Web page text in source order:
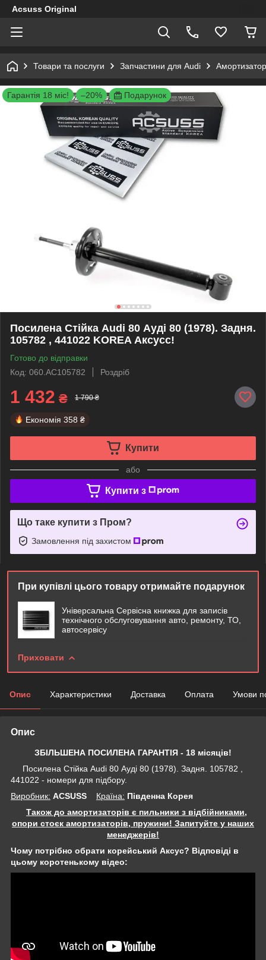
Acsuss Original
Товари та послуги Запчастини для Audi
Гарантія 18 міс! –20% Подарунок
Посилена Стійка Audi 80 Ауді 80 (1978). Задня.
105782 , 441022 KOREA Аксусс!
Готово до відправки
Код: 060.AC105782
Роздріб
1 432 ₴ 1 790 ₴
Економія 358 ₴
Купити
або
Купити з
Що таке купити з Пром?
Замовлення під захистом
При купівлі цього товару отримайте подарунок
Універсальна Сервісна книжка для записів
технічного обслуговування авто, ремонту, ТО,
автосервісу
Приховати
Опис Характеристики Доставка Оплата Умови
Опис
ЗБІЛЬШЕНА ПОСИЛЕНА ГАРАНТІЯ - 18 місяців!
Посилена Стійка Audi 80 Ауді 80 (1978). Задня. 105782 ,
441022 - номери для підбору.
Виробник: ACSUSS Крaїна: Південна Корея
Також до амортизаторів є пильники з відбійниками,
опори стоєк амортизаторів, пружини! Запитуйте у наших
менеджерів!
Чому потрібно обрати корейський Аксус? Відповіді в
цьому коротенькому відео: